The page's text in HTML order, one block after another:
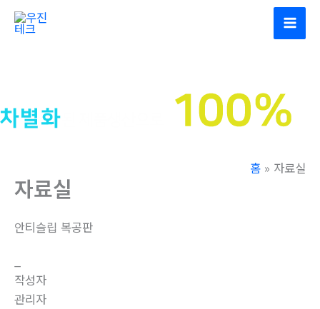
너
뛰
홈
자료실
자료실
안티슬립 복공판
작성자
관리자